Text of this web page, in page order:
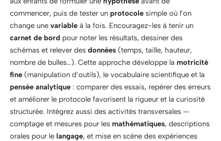
commencer, puis de tester un protocole simple où l’on
change une variable à la fois. Encouragez-les à tenir un
carnet de bord pour noter les résultats, dessiner des
schémas et relever des données (temps, taille, hauteur,
nombre de bulles…). Cette approche développe la motricité
fine (manipulation d’outils), le vocabulaire scientifique et la
pensée analytique : comparer des essais, repérer des erreurs
et améliorer le protocole favorisent la rigueur et la curiosité
structurée. Intégrez aussi des activités transversales —
comptage et mesures pour les mathématiques, descriptions
orales pour le langage, et mise en scène des expériences